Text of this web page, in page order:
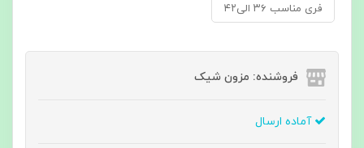
فری مناسب ۳۶ الی۴۲
فروشنده: مزون شیک
آماده ارسال